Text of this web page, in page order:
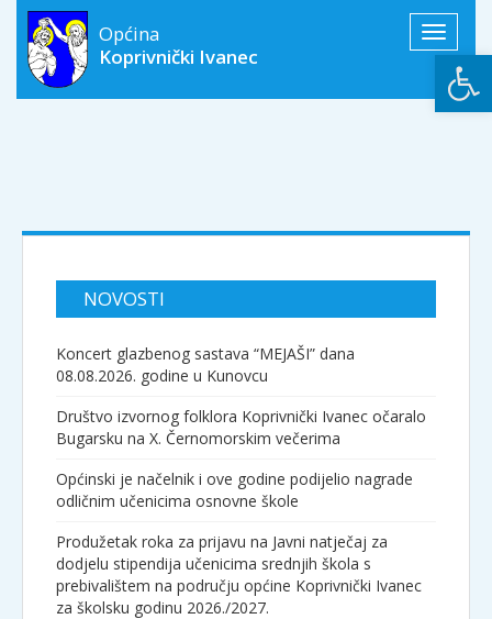
Toggle
Općina
Koprivnički Ivanec
NOVOSTI
Koncert glazbenog sastava “MEJAŠI” dana
08.08.2026. godine u Kunovcu
Društvo izvornog folklora Koprivnički Ivanec očaralo
Bugarsku na X. Černomorskim večerima
Općinski je načelnik i ove godine podijelio nagrade
odličnim učenicima osnovne škole
Produžetak roka za prijavu na Javni natječaj za
dodjelu stipendija učenicima srednjih škola s
prebivalištem na području općine Koprivnički Ivanec
za školsku godinu 2026./2027.